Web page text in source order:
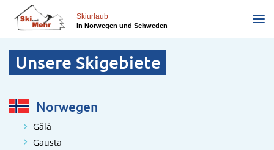
zum
Inhalt
Skiurlaub
in Norwegen und Schweden
Unsere Skigebiete
Norwegen
Gålå
Gausta